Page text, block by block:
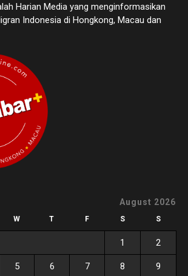
Harian Media yang menginformasikan
Indonesia di Hongkong, Macau dan
August 2026
W T F S S
1 2
5 6 7 8 9